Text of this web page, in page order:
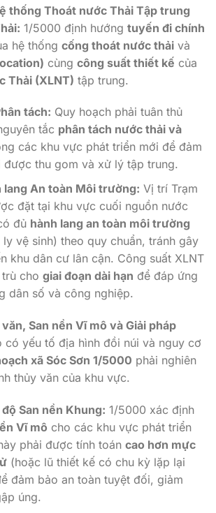
thống Thoát nước Thải Tập trung
1/5000 định hướng tuyến đi chính
hệ thống cống thoát nước thải và
cùng công suất thiết kế của
Thải (XLNT) tập trung.
tách: Quy hoạch phải tuân thủ
tắc phân tách nước thải và
các khu vực phát triển mới để đảm
được thu gom và xử lý tập trung.
lang An toàn Môi trường: Vị trí Trạm
đặt tại khu vực cuối nguồn nước
đủ hành lang an toàn môi trường
vệ sinh) theo quy chuẩn, tránh gây
khu dân cư lân cận. Công suất XLNT
cho giai đoạn dài hạn để đáp ứng
dân số và công nghiệp.
San nền Vĩ mô và Giải pháp
có yếu tố địa hình đồi núi và nguy cơ
xã Sóc Sơn 1/5000 phải nghiên
thủy văn của khu vực.
San nền Khung: 1/5000 xác định
Vĩ mô cho các khu vực phát triển
phải được tính toán cao hơn mực
(hoặc lũ thiết kế có chu kỳ lặp lại
đảm bảo an toàn tuyệt đối, giảm
úng.